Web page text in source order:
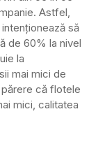
Astfel,
să
de 60% la nivel
la
mai mici de
că flotele
mici, calitatea